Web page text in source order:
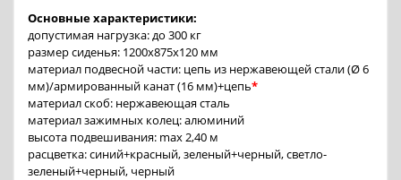
Основные характеристики:
допустимая нагрузка: до 300 кг
размер сиденья: 1200x875x120 мм
материал подвесной части: цепь из нержавеющей стали (Ø 6
мм)/армированный канат (16 мм)+цепь*
материал скоб: нержавеющая сталь
материал зажимных колец: алюминий
высота подвешивания: max 2,40 м
расцветка: синий+красный, зеленый+черный, светло-
зеленый+черный, черный